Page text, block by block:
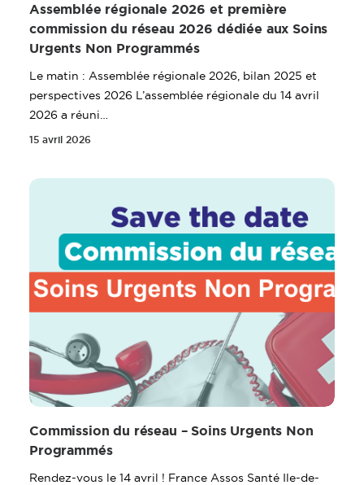
Assemblée régionale 2026 et première
commission du réseau 2026 dédiée aux Soins
Urgents Non Programmés
Le matin : Assemblée régionale 2026, bilan 2025 et
perspectives 2026 L’assemblée régionale du 14 avril
2026 a réuni…
15 avril 2026
Commission du réseau – Soins Urgents Non
Programmés
Rendez-vous le 14 avril ! France Assos Santé Ile-de-